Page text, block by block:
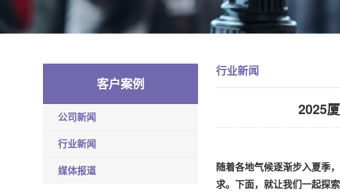
客户案例
公司新闻
行业新闻
媒体报道
行业新闻
2025
随着各地气候逐渐步入夏季
求。下面，就让我们一起探